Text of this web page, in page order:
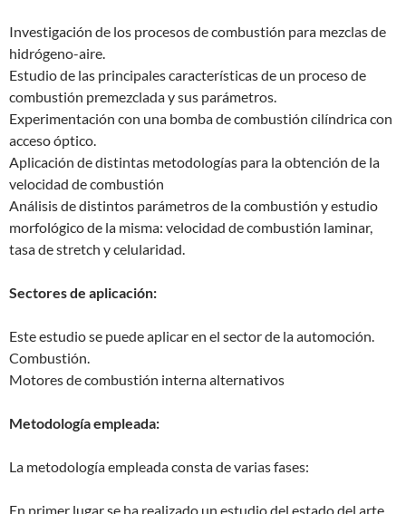
Investigación de los procesos de combustión para mezclas de
hidrógeno-aire.
Estudio de las principales características de un proceso de
combustión premezclada y sus parámetros.
Experimentación con una bomba de combustión cilíndrica con
acceso óptico.
Aplicación de distintas metodologías para la obtención de la
velocidad de combustión
Análisis de distintos parámetros de la combustión y estudio
morfológico de la misma: velocidad de combustión laminar,
tasa de stretch y celularidad.
Sectores de aplicación:
Este estudio se puede aplicar en el sector de la automoción.
Combustión.
Motores de combustión interna alternativos
Metodología empleada:
La metodología empleada consta de varias fases:
En primer lugar se ha realizado un estudio del estado del arte,